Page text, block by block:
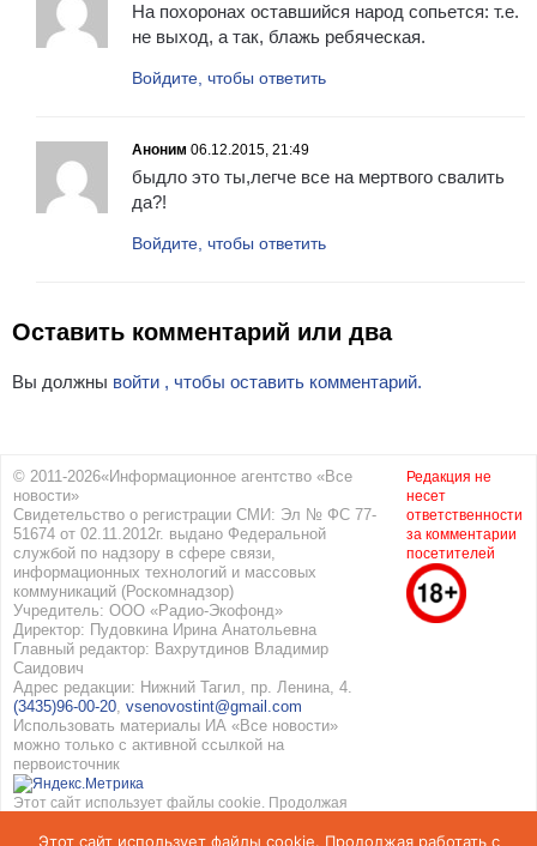
На похоронах оставшийся народ сопьется: т.е.
не выход, а так, блажь ребяческая.
Войдите, чтобы ответить
Аноним 06.12.2015, 21:49
быдло это ты,легче все на мертвого свалить
да?!
Войдите, чтобы ответить
Оставить комментарий или два
Вы должны войти , чтобы оставить комментарий.
© 2011-2026«Информационное агентство «Все
новости»
Свидетельство о регистрации СМИ: Эл № ФС 77-
51674 от 02.11.2012г. выдано Федеральной
службой по надзору в сфере связи,
информационных технологий и массовых
коммуникаций (Роскомнадзор)
Учредитель: ООО «Радио-Экофонд»
Директор: Пудовкина Ирина Анатольевна
Главный редактор: Вахрутдинов Владимир
Саидович
Адрес редакции: Нижний Тагил, пр. Ленина, 4.
(3435)96-00-20, vsenovostint@gmail.com
Использовать материалы ИА «Все новости»
можно только с активной ссылкой на
первоисточник
Этот сайт использует файлы cookie. Продолжая
использованием cookie. Подробнее вПолитике
Редакция не
несет
ответственности
за комментарии
посетителей
Этот сайт использует файлы cookie. Продолжая работать с